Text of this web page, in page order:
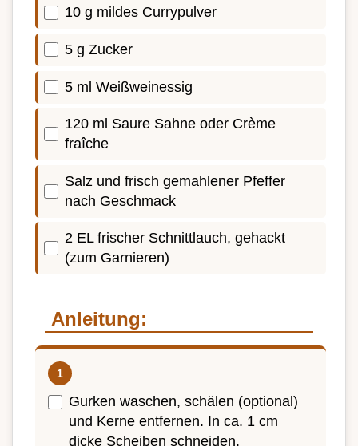
10 g mildes Currypulver
5 g Zucker
5 ml Weißweinessig
120 ml Saure Sahne oder Crème
fraîche
Salz und frisch gemahlener Pfeffer
nach Geschmack
2 EL frischer Schnittlauch, gehackt
(zum Garnieren)
Anleitung:
Gurken waschen, schälen (optional)
und Kerne entfernen. In ca. 1 cm
dicke Scheiben schneiden.